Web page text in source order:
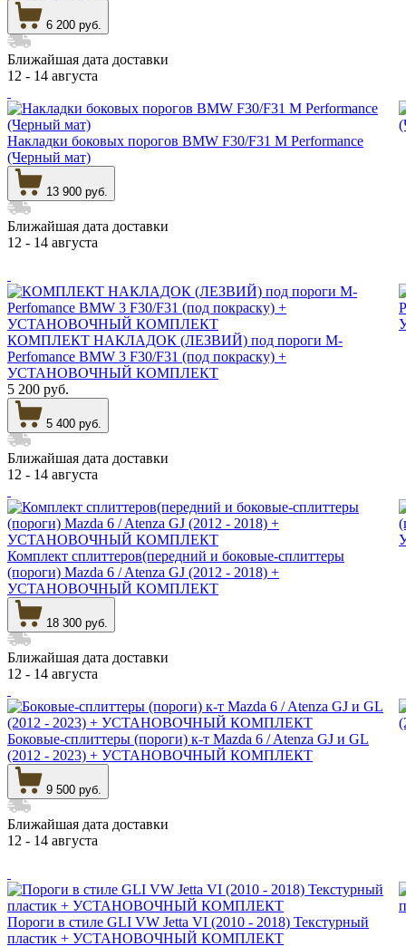
6 200 руб.
Ближайшая дата доставки
12 - 14 августа
Накладки боковых порогов BMW F30/F31 M Performance
(Черный мат)
13 900 руб.
Ближайшая дата доставки
12 - 14 августа
КОМПЛЕКТ НАКЛАДОК (ЛЕЗВИЙ) под пороги M-
Perfomance BMW 3 F30/F31 (под покраску) +
УСТАНОВОЧНЫЙ КОМПЛЕКТ
5 200 руб.
5 400 руб.
Ближайшая дата доставки
12 - 14 августа
Комплект сплиттеров(передний и боковые-сплиттеры
(пороги) Mazda 6 / Atenza GJ (2012 - 2018) +
УСТАНОВОЧНЫЙ КОМПЛЕКТ
18 300 руб.
Ближайшая дата доставки
12 - 14 августа
Боковые-сплиттеры (пороги) к-т Mazda 6 / Atenza GJ и GL
(2012 - 2023) + УСТАНОВОЧНЫЙ КОМПЛЕКТ
9 500 руб.
Ближайшая дата доставки
12 - 14 августа
Пороги в стиле GLI VW Jetta VI (2010 - 2018) Текстурный
пластик + УСТАНОВОЧНЫЙ КОМПЛЕКТ